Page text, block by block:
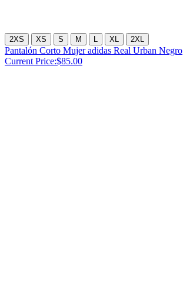
2XS XS S M XL 2XL
Pantalón Corto Mujer adidas Real Urban Negro
Current Price:$85.00